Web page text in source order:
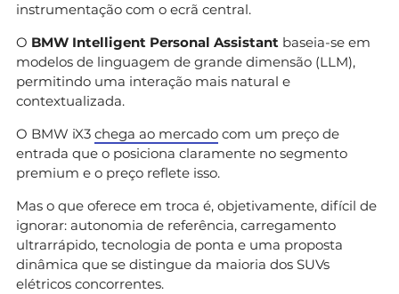
instrumentação com o ecrã central.
O BMW Intelligent Personal Assistant baseia-se em
modelos de linguagem de grande dimensão (LLM),
permitindo uma interação mais natural e
contextualizada.
O BMW iX3 chega ao mercado com um preço de
entrada que o posiciona claramente no segmento
premium e o preço reflete isso.
Mas o que oferece em troca é, objetivamente, difícil de
ignorar: autonomia de referência, carregamento
ultrarrápido, tecnologia de ponta e uma proposta
dinâmica que se distingue da maioria dos SUVs
elétricos concorrentes.